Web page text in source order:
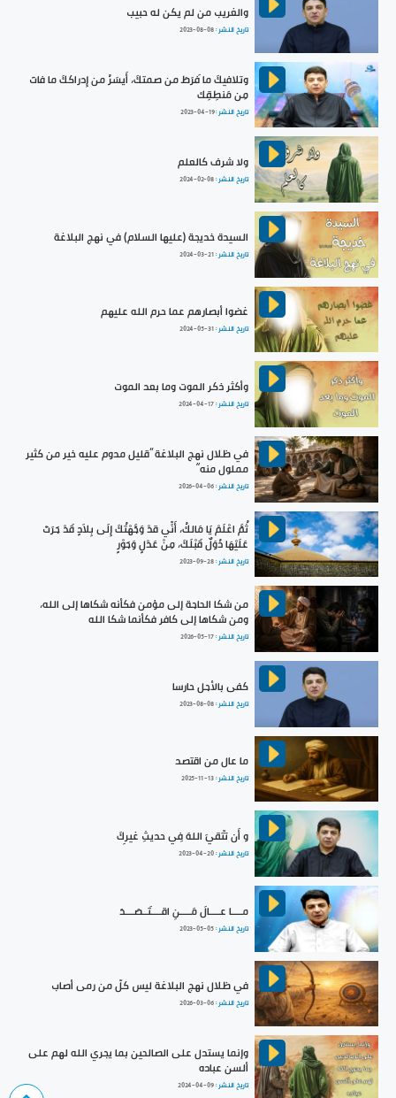
والغريب من لم يكن له حبيب
تاريخ النشر :2023-08-08
وتلافيكَ ما فَرَطَ من صمتكَ، أَيسَرُ من إِدراككَ ما فاتَ
مِن مَنطِقِك
تاريخ النشر :2023-04-19
ولا شرف كالعلم
تاريخ النشر :2024-02-08
السيدة خديجة (عليها السلام) في نهج البلاغة
تاريخ النشر :2024-03-21
غضوا أبصارهم عما حرم الله عليهم
تاريخ النشر :2024-05-31
وأكثر ذكر الموت وما بعد الموت
تاريخ النشر :2024-04-17
في ظلال نهج البلاغة ”قليل مدوم عليه خير من كثير
مملول منه“
تاريخ النشر :2026-04-06
ثُمَّ اعْلَمْ يَا مَالكُ، أَنِّي قدْ وَجَّهْتُكَ إِلَى بِلاَدٍ قَدْ جَرَتْ
عَلَيْهَا دُوَلٌ قَبْلَكَ، مِنْ عَدْلٍ وَجَوْرٍ
تاريخ النشر :2023-09-28
من شكا الحاجة إلى مؤمن فكأنه شكاها إلى الله،
ومن شكاها إلى كافر فكأنما شكا الله
تاريخ النشر :2026-05-17
كفى بالأجل حارسا
تاريخ النشر :2023-08-08
ما عال من اقتصد
تاريخ النشر :2025-11-13
و أَن تتّقيَ اللهَ فِي حديثِ غيرِكَ
تاريخ النشر :2023-04-20
مــــا عــــالَ مَــــنِ اقــــتَــصَـــدَ
تاريخ النشر :2023-05-05
في ظلال نهج البلاغة ليس كلّ من رمى أصاب
تاريخ النشر :2026-03-06
وإنما يستدل على الصالحين بما يجري الله لهم على
ألسن عباده
تاريخ النشر :2024-04-09